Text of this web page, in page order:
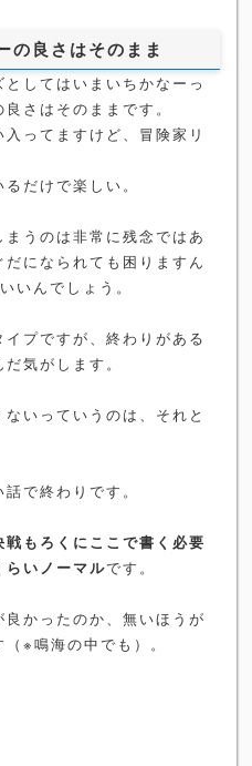
の良さはそのまま
してはいまいちかなーっ
さはそのままです。
ってますけど、冒険家リ
だけで楽しい。
うのは非常に残念ではあ
になられても困りますん
いんでしょう。
プですが、終わりがある
気がします。
いっていうのは、それと
で終わりです。
もろくにここで書く必要
らいノーマルです。
かったのか、無いほうが
※鳴海の中でも）。